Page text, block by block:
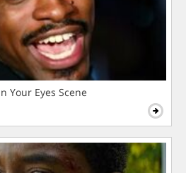
Your Eyes Scene